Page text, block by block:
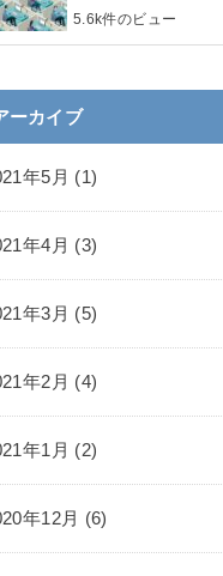
5.6k件のビュー
ーカイブ
年5月 (1)
年4月 (3)
年3月 (5)
年2月 (4)
年1月 (2)
年12月 (6)